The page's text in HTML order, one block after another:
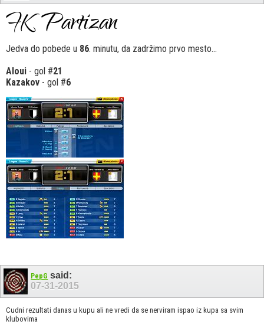
Jedva do pobede u 86. minutu, da zadržimo prvo mesto...
Aloui - gol #21
Kazakov - gol #6
PepG said:
07-31-2015
Cudni rezultati danas u kupu ali ne vredi da se nerviram ispao iz kupa sa svim
klubovima